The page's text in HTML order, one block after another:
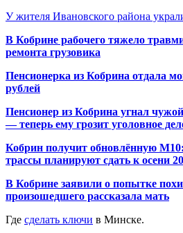
У жителя Ивановского района
В Кобрине рабочего тяжело
ремонта грузовика
Пенсионерка из Кобрина отдала
рублей
Пенсионер из Кобрина угнал
— теперь ему грозит уголовное
Кобрин получит обновлённую
трассы планируют сдать к осени
В Кобрине заявили о попытке
произошедшего рассказала мать
Где сделать ключи в Минске.